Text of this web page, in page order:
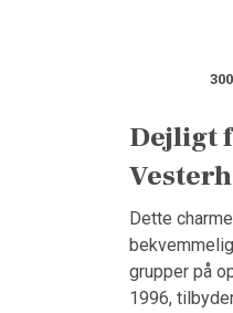
Dejligt
Dette
grupper på
1996,